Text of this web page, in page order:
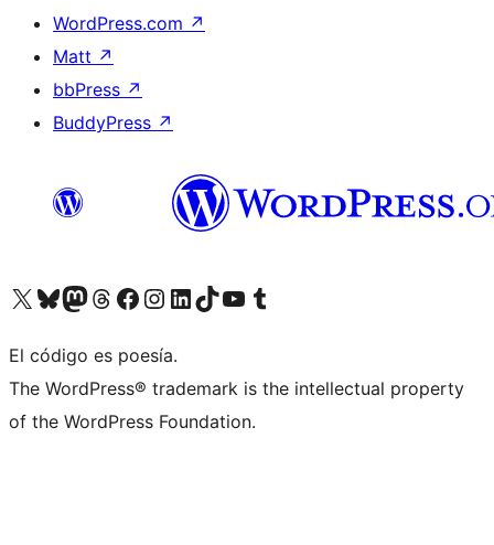
WordPress.com ↗
Matt ↗
bbPress ↗
BuddyPress ↗
Visita nuestra cuenta de X (anteriormente Twitter)
Visita nuestra cuenta de Bluesky
Visita nuestra cuenta de Mastodon
Visita nuestra cuenta de Threads
Visita nuestra página de Facebook
Visita nuestra cuenta de Instagram
Visita nuestra cuenta de LinkedIn
Visita nuestra cuenta de TikTok
Visita nuestro canal de YouTube
Visita nuestra cuenta de Tumblr
El código es poesía.
The WordPress® trademark is the intellectual property
of the WordPress Foundation.